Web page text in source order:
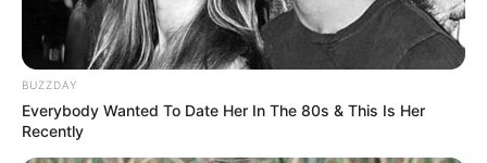
BUZZDAY
Everybody Wanted To Date Her In The 80s & This Is Her
Recently